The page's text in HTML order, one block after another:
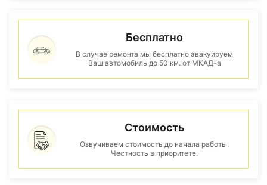
Бесплатно
В случае ремонта мы бесплатно эвакуируем
Ваш автомобиль до 50 км. от МКАД-а
Стоимость
Озвучиваем стоимость до начала работы.
Честность в приоритете.